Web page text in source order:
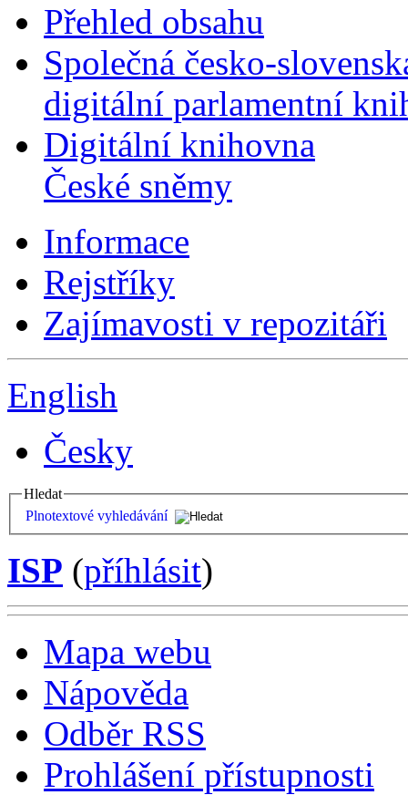
Přehled obsahu
Společná česko-
digitální parlamentní
Digitální knihovna
České sněmy
Informace
Rejstříky
Zajímavosti v repozitáři
English
Česky
Hledat
Plnotextové vyhledávání
ISP (příhlásit)
Mapa webu
Nápověda
Odběr RSS
Prohlášení přístupnosti